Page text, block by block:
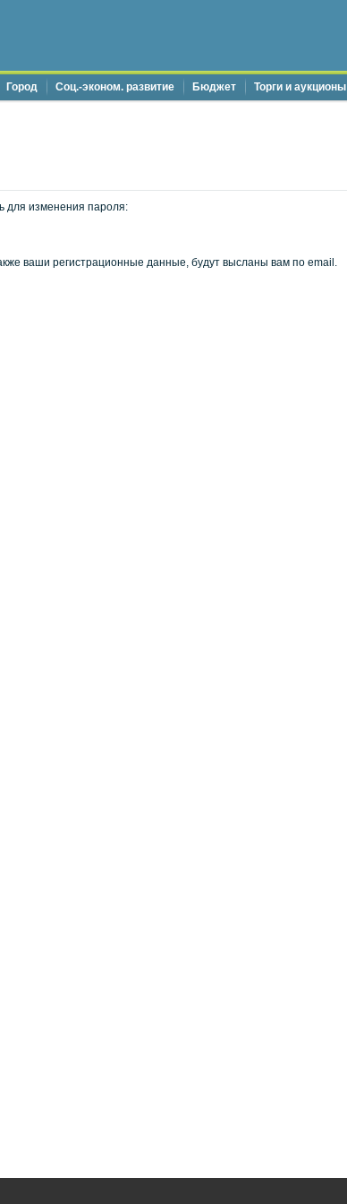
Город Соц.-эконом. развитие Бюджет Торги и аукционы
для изменения пароля:
ваши регистрационные данные, будут высланы вам по email.